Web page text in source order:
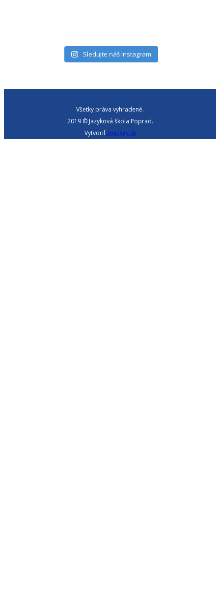
Sledujte náš Instagram
Všetky práva vyhradené.
2019 © Jazyková škola Poprad.
Vytvoril zmickey.sk